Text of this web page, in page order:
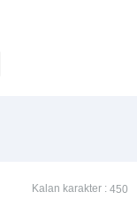
Kalan karakter : 450